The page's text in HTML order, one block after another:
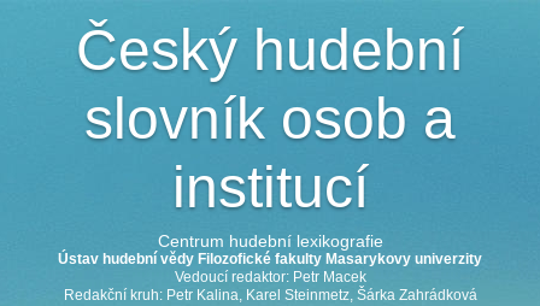
Český hudební
slovník osob a
institucí
Centrum hudební lexikografie
Ústav hudební vědy Filozofické fakulty Masarykovy univerzity
Vedoucí redaktor: Petr Macek
Redakční kruh: Petr Kalina, Karel Steinmetz, Šárka Zahrádková